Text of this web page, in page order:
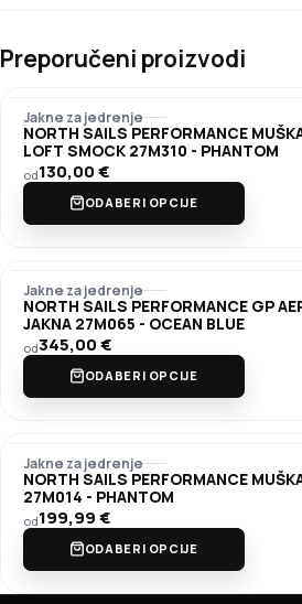
Preporučeni proizvodi
Jakne za jedrenje
NORTH SAILS PERFORMANCE
LOFT SMOCK 27M310 - PHANTOM
od130,00€
ODABERI OPCIJE
Jakne za jedrenje
NORTH SAILS PERFORMANCE GP
JAKNA 27M065 - OCEAN BLUE
od345,00€
ODABERI OPCIJE
Jakne za jedrenje
NORTH SAILS PERFORMANCE
27M014 - PHANTOM
od199,99€
ODABERI OPCIJE